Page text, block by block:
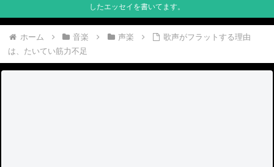
したエッセイを書いてます。
ホーム 音楽 声楽
歌声がフラットする理由
は、たいてい筋力不足